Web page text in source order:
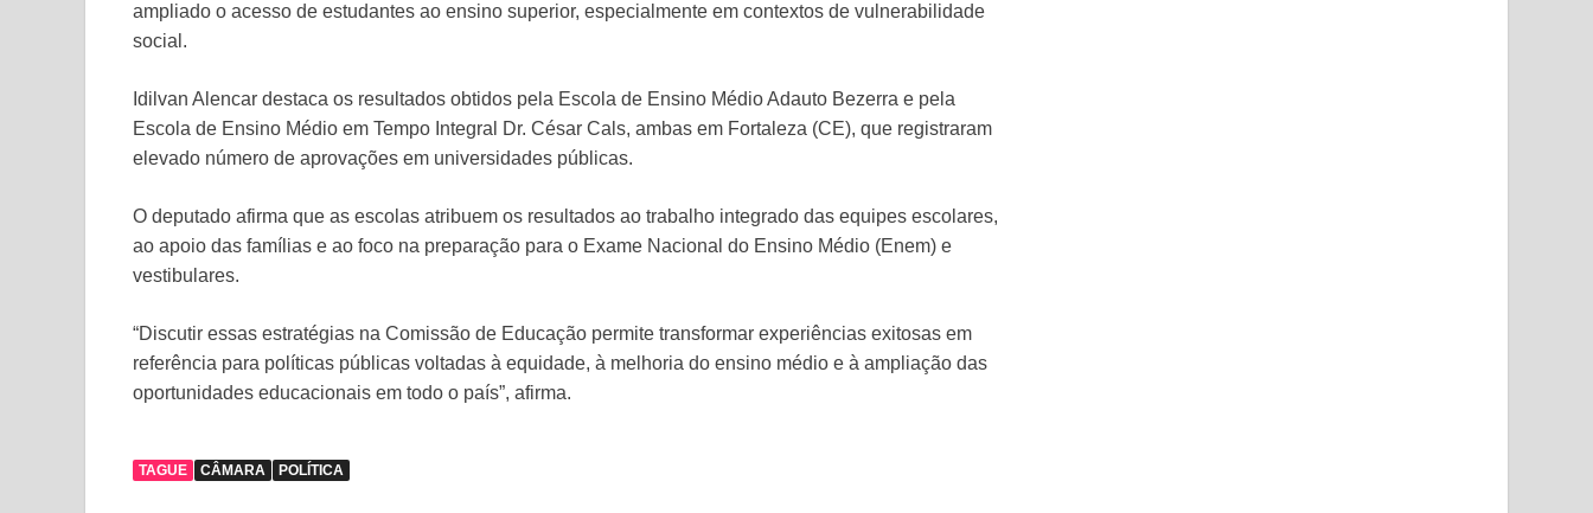
ampliado o acesso de estudantes ao ensino superior, especialmente em contextos de vulnerabilidade
social.
Idilvan Alencar destaca os resultados obtidos pela Escola de Ensino Médio Adauto Bezerra e pela
Escola de Ensino Médio em Tempo Integral Dr. César Cals, ambas em Fortaleza (CE), que registraram
elevado número de aprovações em universidades públicas.
O deputado afirma que as escolas atribuem os resultados ao trabalho integrado das equipes escolares,
ao apoio das famílias e ao foco na preparação para o Exame Nacional do Ensino Médio (Enem) e
vestibulares.
“Discutir essas estratégias na Comissão de Educação permite transformar experiências exitosas em
referência para políticas públicas voltadas à equidade, à melhoria do ensino médio e à ampliação das
oportunidades educacionais em todo o país”, afirma.
TAGUE CÂMARA POLÍTICA